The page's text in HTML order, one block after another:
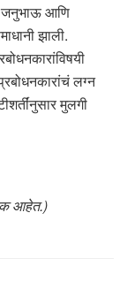
जनुभाऊ आणि
झाली.
लग्न
मुलगी
आहेत.)